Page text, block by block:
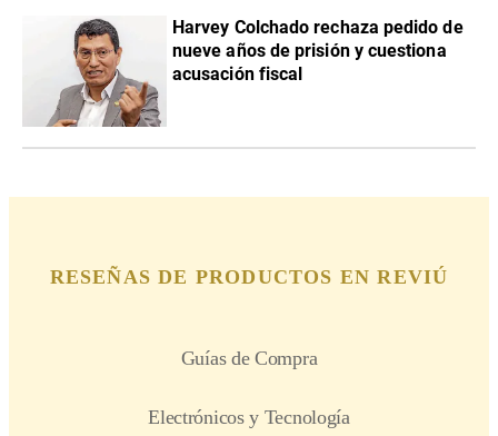
Harvey Colchado rechaza pedido de
nueve años de prisión y cuestiona
acusación fiscal